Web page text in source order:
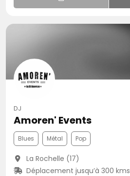
DJ
Amoren' Events
Blues Métal Pop
La Rochelle (17)
Déplacement jusqu’à 300 kms